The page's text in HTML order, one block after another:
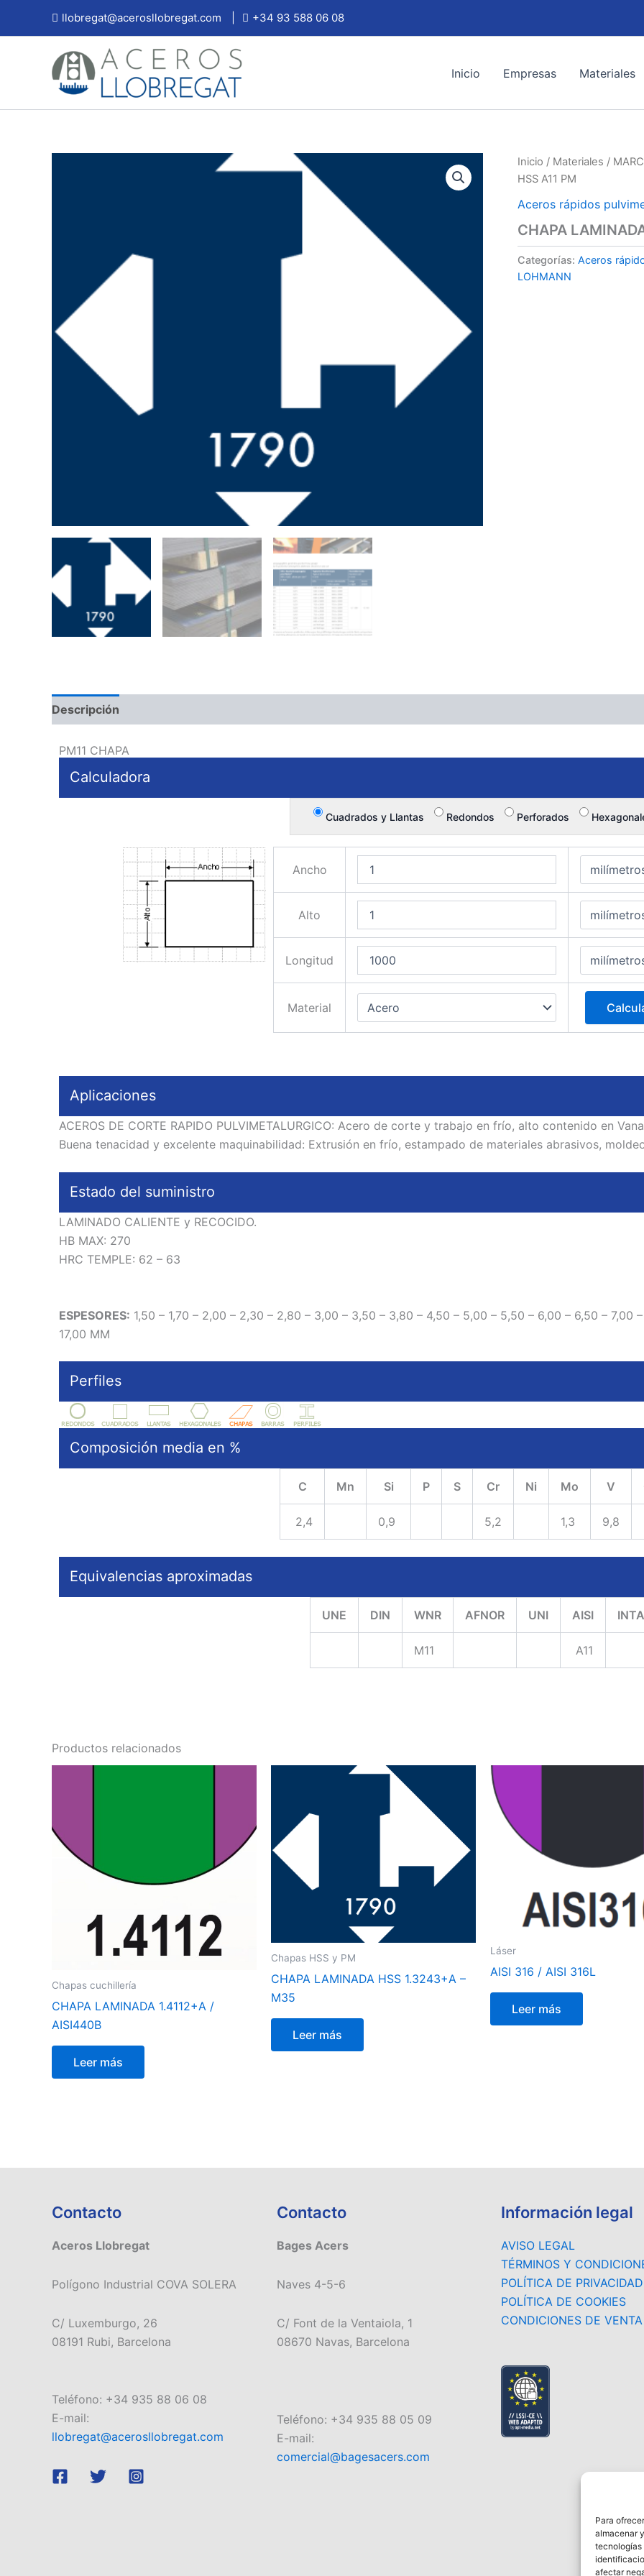
Para
almacenar
tecnologías
afectar
llobregat@acerosllobregat.com +34 93 588 06 08
Inicio Empresas Materiales
Inicio / Materiales /
HSS A11 PM
Aceros rápidos
CHAPA
Categorías: Aceros
LOHMANN
Descripción
PM11 CHAPA
Calculadora
Cuadrados y Llantas Redondos Perforados
Ancho
Alto
Longitud
Material
Aplicaciones
ACEROS DE CORTE RAPIDO PULVIMETALURGICO: Acero de corte y trabajo en frío, alto contenido en
Buena tenacidad y excelente maquinabilidad: Extrusión en frío, estampado de materiales abrasivos,
Estado del suministro
LAMINADO CALIENTE y RECOCIDO.
HB MAX: 270
HRC TEMPLE: 62 – 63
ESPESORES: 1,50 – 1,70 – 2,00 – 2,30 – 2,80 – 3,00 – 3,50 – 3,80 – 4,50 – 5,00 – 5,50 – 6,00 – 6,50 – 7,00
17,00 MM
Perfiles
Composición media en %
C Mn Si P S Cr Ni Mo V
2,4 0,9 5,2 1,3 9,8
Equivalencias aproximadas
UNE DIN WNR AFNOR UNI AISI INTA
M11 A11
Productos relacionados
Chapas cuchillería
CHAPA LAMINADA 1.4112+A /
AISI440B
Leer más
Chapas HSS y PM
CHAPA LAMINADA HSS 1.3243+A –
M35
Leer más
Láser
AISI 316 / AISI 316L
Leer más
Contacto
Aceros Llobregat
Polígono Industrial COVA SOLERA
C/ Luxemburgo, 26
08191 Rubi, Barcelona
Teléfono: +34 935 88 06 08
E-mail:
llobregat@acerosllobregat.com
Contacto
Bages Acers
Naves 4-5-6
C/ Font de la Ventaiola, 1
08670 Navas, Barcelona
Teléfono: +34 935 88 05 09
E-mail:
comercial@bagesacers.com
Información legal
AVISO LEGAL
TÉRMINOS Y
POLÍTICA DE PRIVACIDAD
POLÍTICA DE COOKIES
CONDICIONES DE VENTA